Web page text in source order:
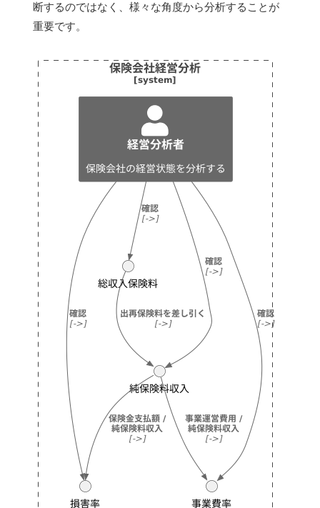
断するのではなく、様々な角度から分析することが
重要です。